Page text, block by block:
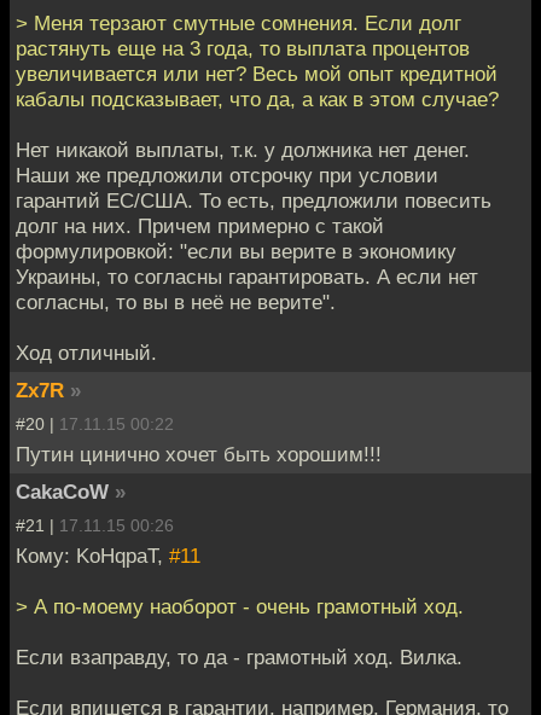
> Меня терзают смутные сомнения. Если долг
растянуть еще на 3 года, то выплата процентов
увеличивается или нет? Весь мой опыт кредитной
кабалы подсказывает, что да, а как в этом случае?
Нет никакой выплаты, т.к. у должника нет денег.
Наши же предложили отсрочку при условии
гарантий ЕС/США. То есть, предложили повесить
долг на них. Причем примерно с такой
формулировкой: "если вы верите в экономику
Украины, то согласны гарантировать. А если нет
согласны, то вы в неё не верите".
Ход отличный.
Zx7R »
#20 | 17.11.15 00:22
Путин цинично хочет быть хорошим!!!
CakaCoW »
#21 | 17.11.15 00:26
Кому: KoHqpaT, #11
> А по-моему наоборот - очень грамотный ход.
Если взаправду, то да - грамотный ход. Вилка.
Если впишется в гарантии, например, Германия, то